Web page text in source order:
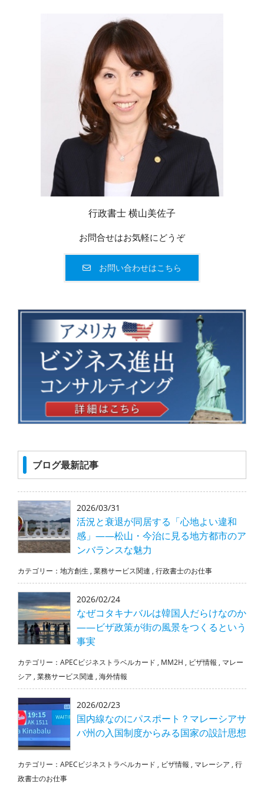
行政書士 横山美佐子
お問合せはお気軽にどうぞ
お問い合わせはこちら
ブログ最新記事
2026/03/31
活況と衰退が同居する「心地よい違和
感」――松山・今治に見る地方都市のア
ンバランスな魅力
カテゴリー： 地方創生 , 業務サービス関連 , 行政書士のお仕事
2026/02/24
なぜコタキナバルは韓国人だらけなのか
――ビザ政策が街の風景をつくるという
事実
カテゴリー： APECビジネストラベルカード , MM2H , ビザ情報 , マレー
シア , 業務サービス関連 , 海外情報
2026/02/23
国内線なのにパスポート？マレーシアサ
バ州の入国制度からみる国家の設計思想
カテゴリー： APECビジネストラベルカード , ビザ情報 , マレーシア , 行
政書士のお仕事